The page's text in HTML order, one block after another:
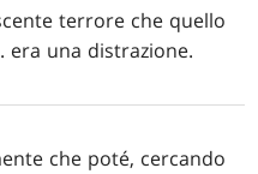
terrore che quello
era una distrazione.
che poté, cercando